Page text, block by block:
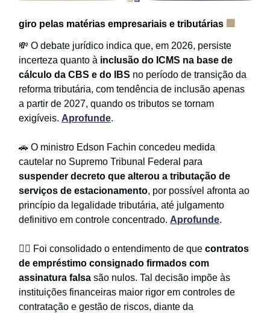
giro pelas matérias empresariais e tributárias
💸 O debate jurídico indica que, em 2026, persiste
incerteza quanto à inclusão do ICMS na base de
cálculo da CBS e do IBS no período de transição da
reforma tributária, com tendência de inclusão apenas
a partir de 2027, quando os tributos se tornam
exigíveis. Aprofunde.
🚗 O ministro Edson Fachin concedeu medida
cautelar no Supremo Tribunal Federal para
suspender decreto que alterou a tributação de
serviços de estacionamento, por possível afronta ao
princípio da legalidade tributária, até julgamento
definitivo em controle concentrado. Aprofunde.
✍🏻 Foi consolidado o entendimento de que contratos
de empréstimo consignado firmados com
assinatura falsa são nulos. Tal decisão impõe às
instituições financeiras maior rigor em controles de
contratação e gestão de riscos, diante da